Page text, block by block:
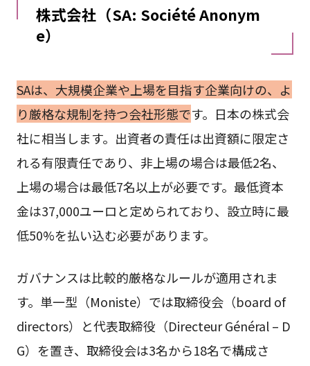
株式会社（SA: Société Anonym
e）
SAは、大規模企業や上場を目指す企業向けの、よ
り厳格な規制を持つ会社形態です。日本の株式会
社に相当します。出資者の責任は出資額に限定さ
れる有限責任であり、非上場の場合は最低2名、
上場の場合は最低7名以上が必要です。最低資本
金は37,000ユーロと定められており、設立時に最
低50%を払い込む必要があります。
ガバナンスは比較的厳格なルールが適用されま
す。単一型（Moniste）では取締役会（board of
directors）と代表取締役（Directeur Général – D
G）を置き、取締役会は3名から18名で構成さ